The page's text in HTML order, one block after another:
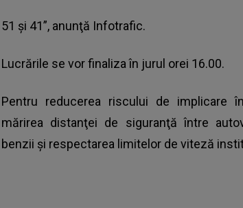
51 şi 41”, anunţă Infotrafic.
Lucrările se vor finaliza în jurul orei 16.00.
Pentru reducerea riscului de implicare
mărirea distanţei de siguranţă între
benzii şi respectarea limitelor de viteză